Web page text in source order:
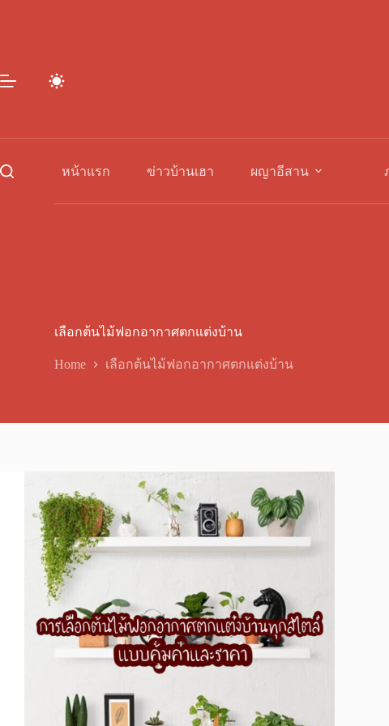
หน้าแรก ข่าวบ้านเฮา ผญาอีสาน
เลือกต้นไม้ฟอกอากาศตกแต่งบ้าน
Home เลือกต้นไม้ฟอกอากาศตกแต่งบ้าน